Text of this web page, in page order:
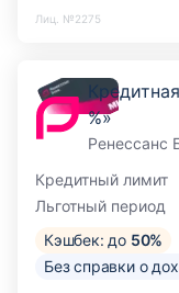
Лиц. №2275
%»
Ренессанс
Кредитный лимит
Льготный период
Кэшбек: до 50%
Без справки о